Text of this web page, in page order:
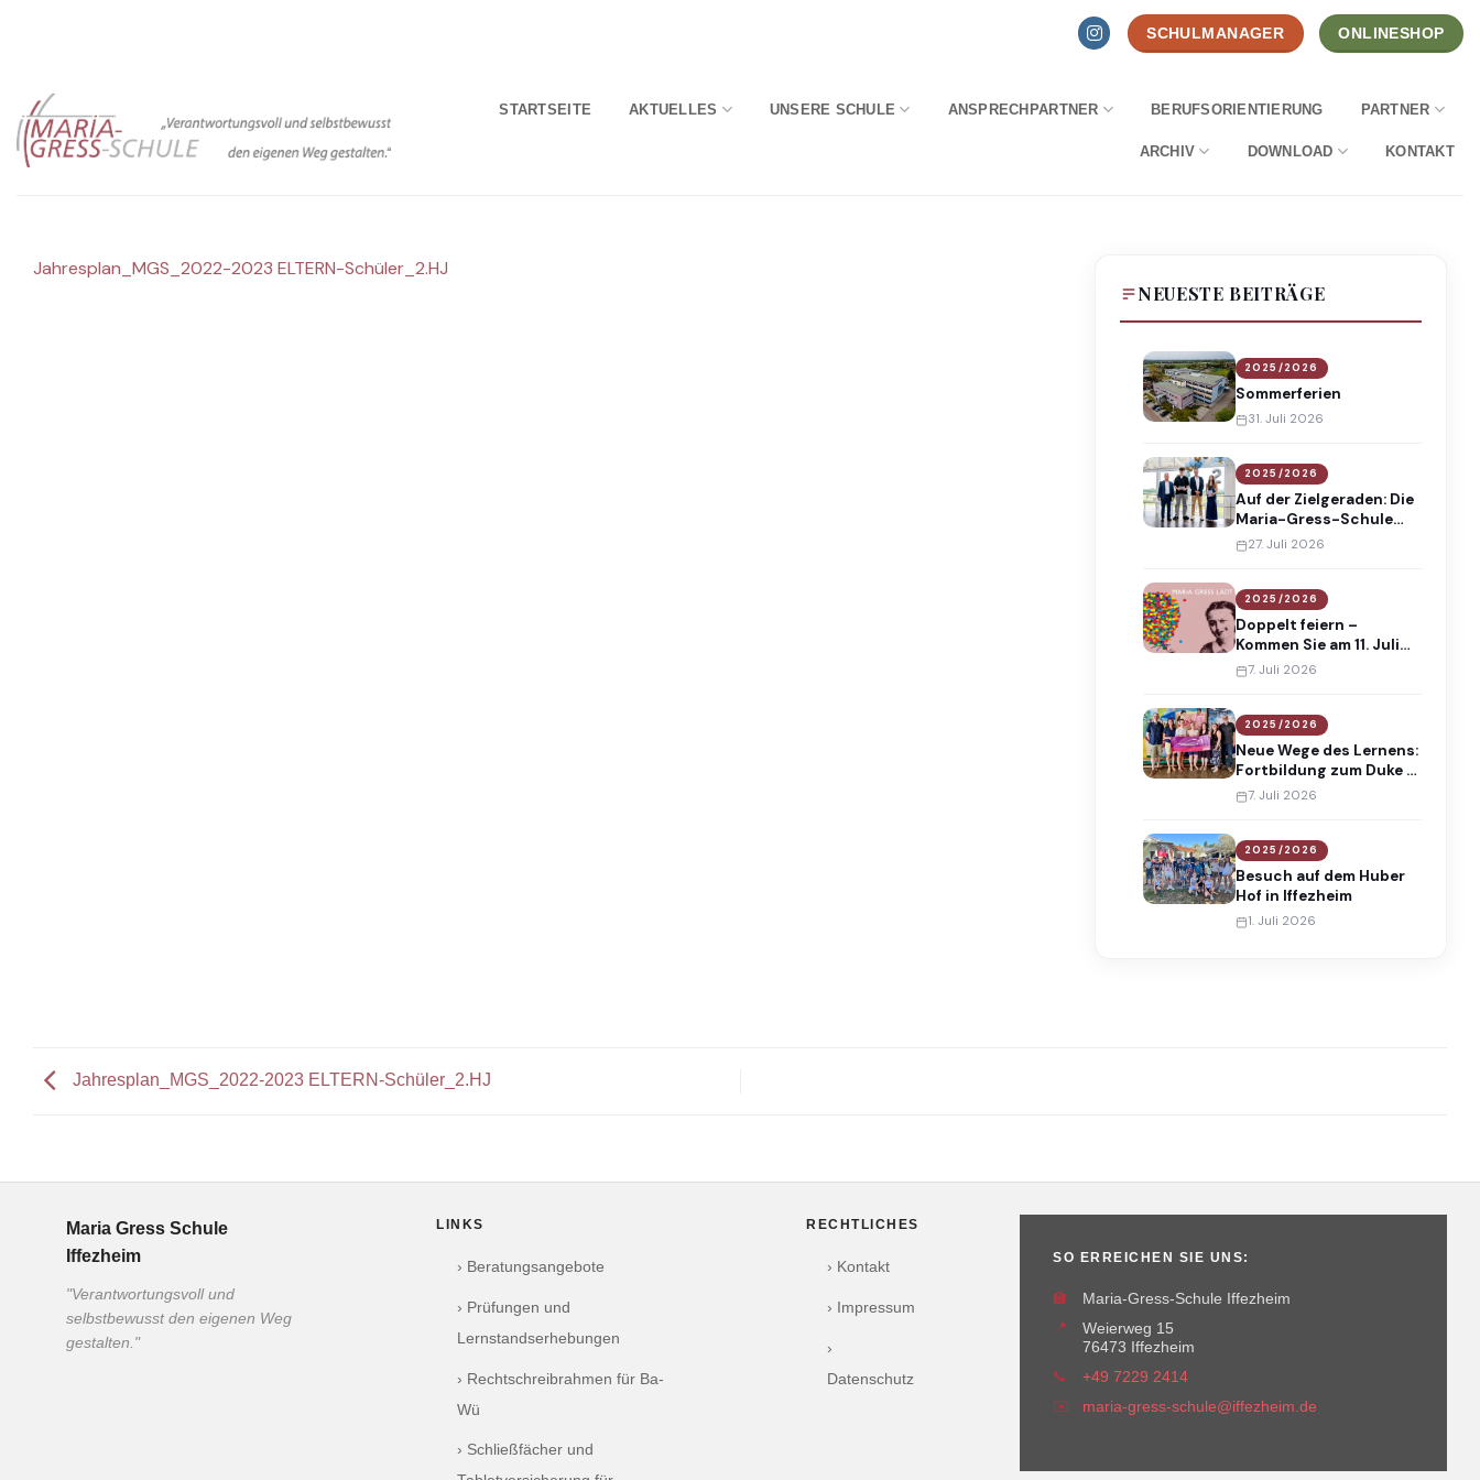
SCHULMANAGER ONLINESHOP
STARTSEITE AKTUELLES UNSERE SCHULE ANSPRECHPARTNER BERUFSORIENTIERUNG PARTNER
ARCHIV DOWNLOAD KONTAKT
Jahresplan_MGS_2022-2023 ELTERN-Schüler_2.HJ
NEUESTE BEITRÄGE
2025/2026
Sommerferien
31. Juli 2026
2025/2026
Auf der Zielgeraden: Die
Maria-Gress-Schule
verabschiedet 138
27. Juli 2026
2025/2026
Doppelt feiern –
Kommen Sie am 11. Juli
2026 an die Maria-
7. Juli 2026
2025/2026
Neue Wege des Lernens:
Fortbildung zum Duke of
Edinburgh’s
7. Juli 2026
2025/2026
Besuch auf dem Huber
Hof in Iffezheim
1. Juli 2026
Jahresplan_MGS_2022-2023 ELTERN-Schüler_2.HJ
Maria Gress Schule
Iffezheim
"Verantwortungsvoll und
selbstbewusst den eigenen Weg
gestalten."
LINKS
› Beratungsangebote
› Prüfungen und
Lernstandserhebungen
› Rechtschreibrahmen für Ba-
Wü
› Schließfächer und
RECHTLICHES
› Kontakt
› Impressum
›
Datenschutz
SO ERREICHEN SIE UNS:
🏫
Maria-Gress-Schule Iffezheim
📍
Weierweg 15
76473 Iffezheim
📞
+49 7229 2414
✉️
maria-gress-schule@iffezheim.de